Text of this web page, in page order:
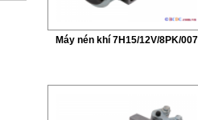
Máy nén khí 7H15/12V/8PK/